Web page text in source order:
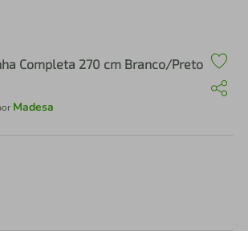
Completa 270 cm Branco/Preto
Madesa